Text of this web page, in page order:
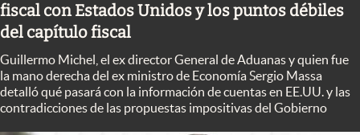
Otras secciones
Infotechnology
Clase
fiscal con Estados Unidos y los puntos débiles
del capítulo fiscal
Guillermo Michel, el ex director General de Aduanas y quien fue
la mano derecha del ex ministro de Economía Sergio Massa
detalló qué pasará con la información de cuentas en EE.UU. y las
contradicciones de las propuestas impositivas del Gobierno